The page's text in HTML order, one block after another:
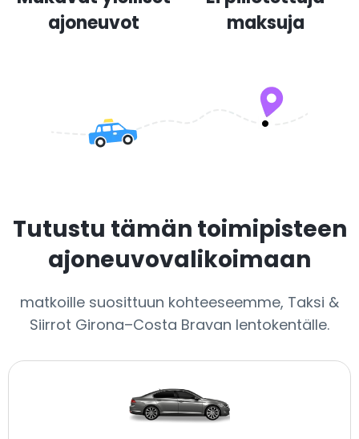
ajoneuvot
maksuja
Tutustu tämän toimipisteen
ajoneuvovalikoimaan
matkoille suosittuun kohteeseemme, Taksi &
Siirrot Girona–Costa Bravan lentokentälle.